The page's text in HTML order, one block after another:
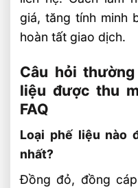
giá, tăng tính minh
hoàn tất giao dịch.
Câu hỏi
liệu được thu
FAQ
Loại phế liệu nào
nhất?
Đồng đỏ, đồng